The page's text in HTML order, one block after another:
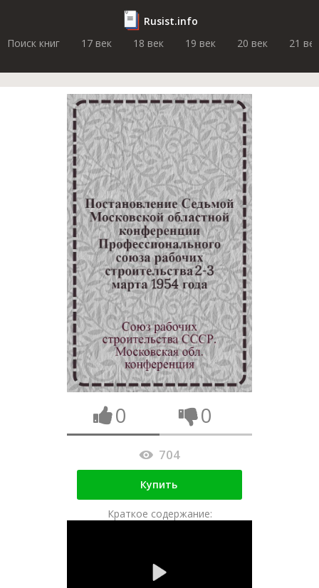
Rusist.info
Поиск книг
17 век 18 век 19 век 20 век 21 век
0 0
704
Купить
Краткое содержание: